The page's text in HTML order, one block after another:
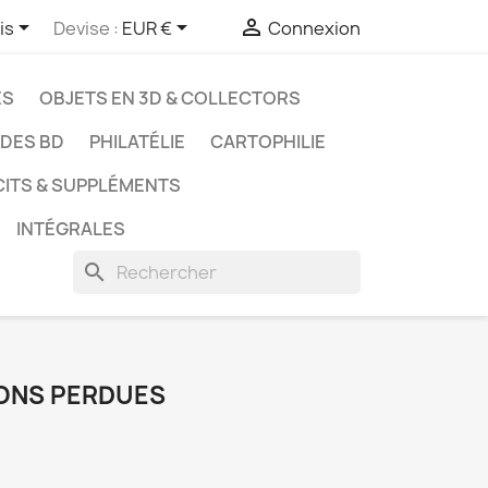
 Devise : EUR €  Connexion
OBJETS EN 3D & COLLECTORS
BD PHILATÉLIE
CARTOPHILIE
& SUPPLÉMENTS
INTÉGRALES
search
PERDUES